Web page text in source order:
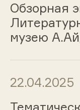
Обзорная
музею
22.04.2025